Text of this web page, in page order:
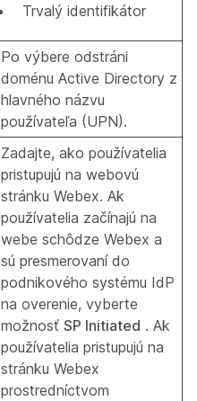
Trvalý identifikátor
Po výbere odstráni
doménu Active Directory z
hlavného názvu
používateľa (UPN).
Zadajte, ako používatelia
pristupujú na webovú
stránku Webex. Ak
používatelia začínajú na
webe schôdze Webex a
sú presmerovaní do
podnikového systému IdP
na overenie, vyberte
možnosť SP Initiated . Ak
používatelia pristupujú na
stránku Webex
prostredníctvom